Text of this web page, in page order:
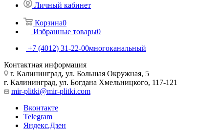
Личный кабинет
Корзина0
Избранные товары0
+7 (4012) 31-22-00многоканальный
Контактная информация
г. Калининград, ул. Большая Окружная, 5
г. Калининград, ул. Богдана Хмельницкого, 117-121
mir-plitki@mir-plitki.com
Вконтакте
Telegram
Яндекс.Дзен